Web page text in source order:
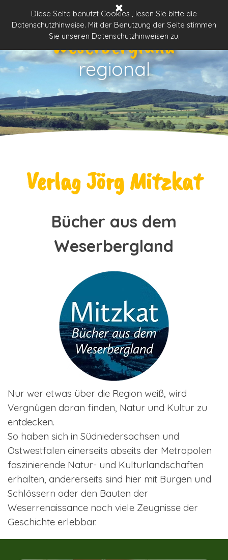
Diese Seite benutzt Cookies , lesen Sie bitte die
Datenschutzhinweise. Mit der Benutzung der Seite stimmen
Sie unseren Datenschutzhinweisen zu.
Menü überspringen
Weserbergland
regional
Verlag Jörg Mitzkat
Bücher aus dem
Weserbergland
Nur wer etwas über die Region weiß, wird
Vergnügen daran finden, Natur und Kultur zu
entdecken.
So haben sich in Südniedersachsen und
Ostwestfalen einerseits abseits der Metropolen
faszinierende Natur- und Kulturlandschaften
erhalten, andererseits sind hier mit Burgen und
Schlössern oder den Bauten der
Weserrenaissance noch viele Zeugnisse der
Geschichte erlebbar.